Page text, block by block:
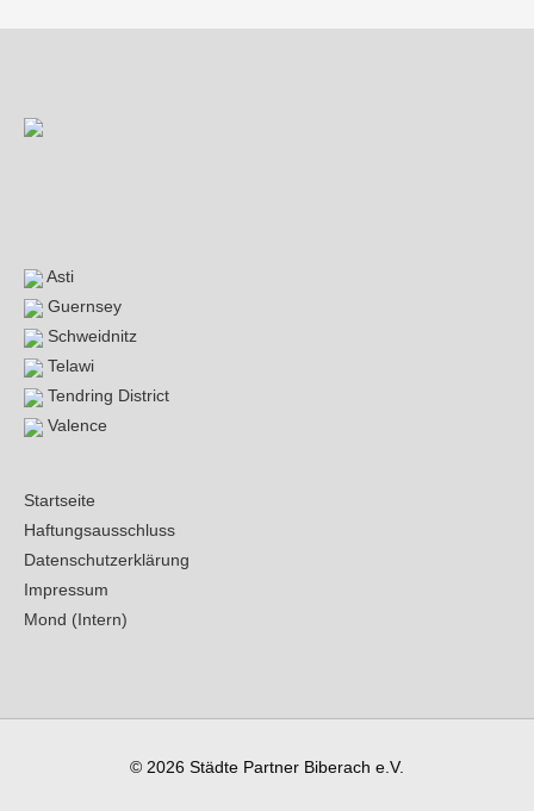
Asti
Guernsey
Schweidnitz
Telawi
Tendring District
Valence
Startseite
Haftungsausschluss
Datenschutzerklärung
Impressum
Mond (Intern)
© 2026 Städte Partner Biberach e.V.